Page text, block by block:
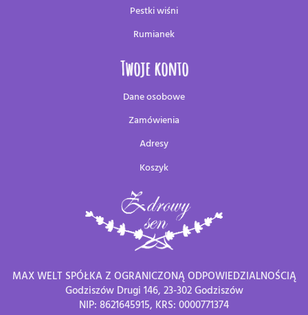
Pestki wiśni
Rumianek
Twoje konto
Dane osobowe
Zamówienia
Adresy
Koszyk
MAX WELT SPÓŁKA Z OGRANICZONĄ ODPOWIEDZIALNOŚCIĄ
Godziszów Drugi 146, 23-302 Godziszów
NIP: 8621645915, KRS: 0000771374